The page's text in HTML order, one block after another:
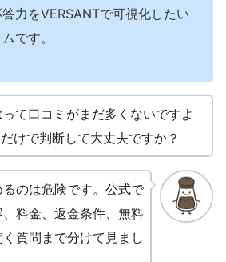
力をVERSANTで可視化したい
です。
て口コミがまだ多くないですよ
けで判断して大丈夫ですか？
のは危険です。公式で
料金、返金条件、無料
質問まで分けて見まし